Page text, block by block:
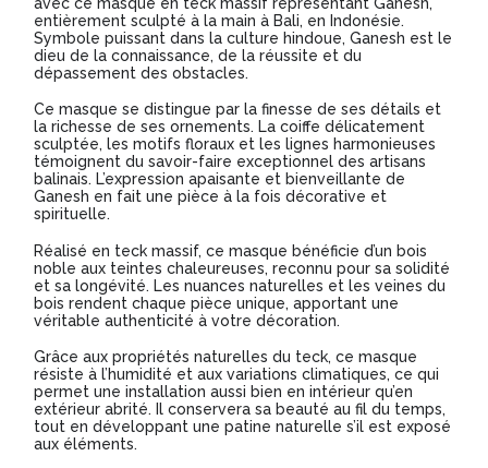
entièrement sculpté à la main à Bali, en Indonésie.
Symbole puissant dans la culture hindoue, Ganesh est le
dieu de la connaissance, de la réussite et du
dépassement des obstacles.
Ce masque se distingue par la finesse de ses détails et
la richesse de ses ornements. La coiffe délicatement
sculptée, les motifs floraux et les lignes harmonieuses
témoignent du savoir-faire exceptionnel des artisans
balinais. L’expression apaisante et bienveillante de
Ganesh en fait une pièce à la fois décorative et
spirituelle.
Réalisé en teck massif, ce masque bénéficie d’un bois
noble aux teintes chaleureuses, reconnu pour sa solidité
et sa longévité. Les nuances naturelles et les veines du
bois rendent chaque pièce unique, apportant une
véritable authenticité à votre décoration.
Grâce aux propriétés naturelles du teck, ce masque
résiste à l’humidité et aux variations climatiques, ce qui
permet une installation aussi bien en intérieur qu’en
extérieur abrité. Il conservera sa beauté au fil du temps,
tout en développant une patine naturelle s’il est exposé
aux éléments.